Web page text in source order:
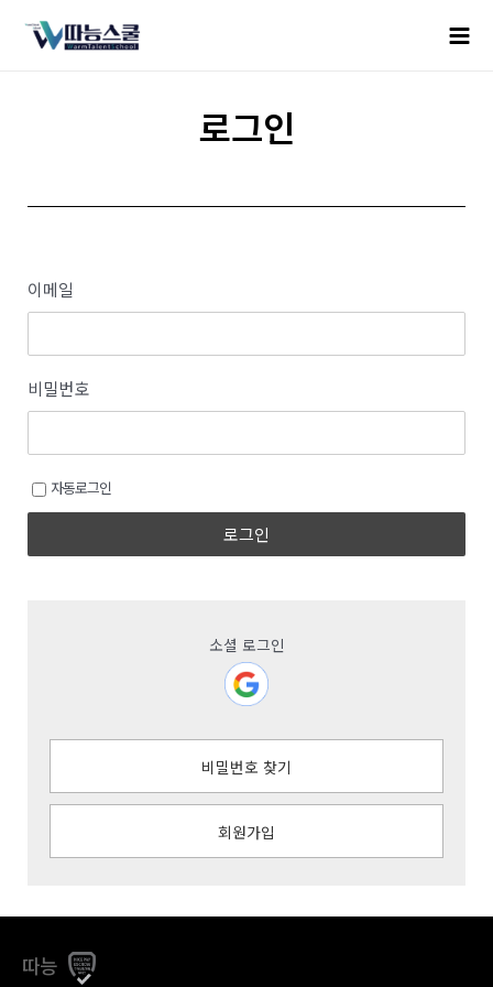
로그인
이메일
비밀번호
자동로그인
로그인
소셜 로그인
비밀번호 찾기
회원가입
따능